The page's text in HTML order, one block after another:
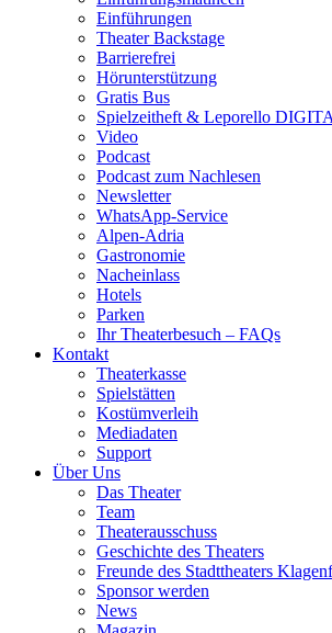
Einführungen
Theater Backstage
Barrierefrei
Hörunterstützung
Gratis Bus
Spielzeitheft & Leporello
Video
Podcast
Podcast zum Nachlesen
Newsletter
WhatsApp-Service
Alpen-Adria
Gastronomie
Nacheinlass
Hotels
Parken
Ihr Theaterbesuch – FAQs
Kontakt
Theaterkasse
Spielstätten
Kostümverleih
Mediadaten
Support
Über Uns
Das Theater
Team
Theaterausschuss
Geschichte des Theaters
Freunde des Stadttheaters
Sponsor werden
News